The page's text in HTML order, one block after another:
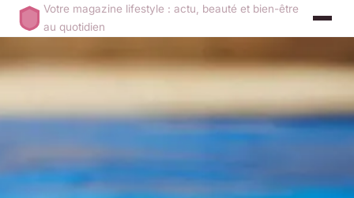
Votre magazine lifestyle : actu, beauté et bien-être
au quotidien